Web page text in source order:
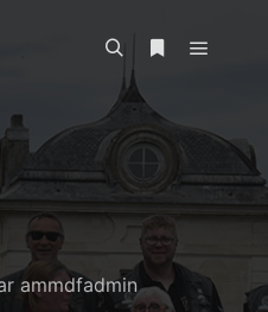
Rechercher
ammdfadmin